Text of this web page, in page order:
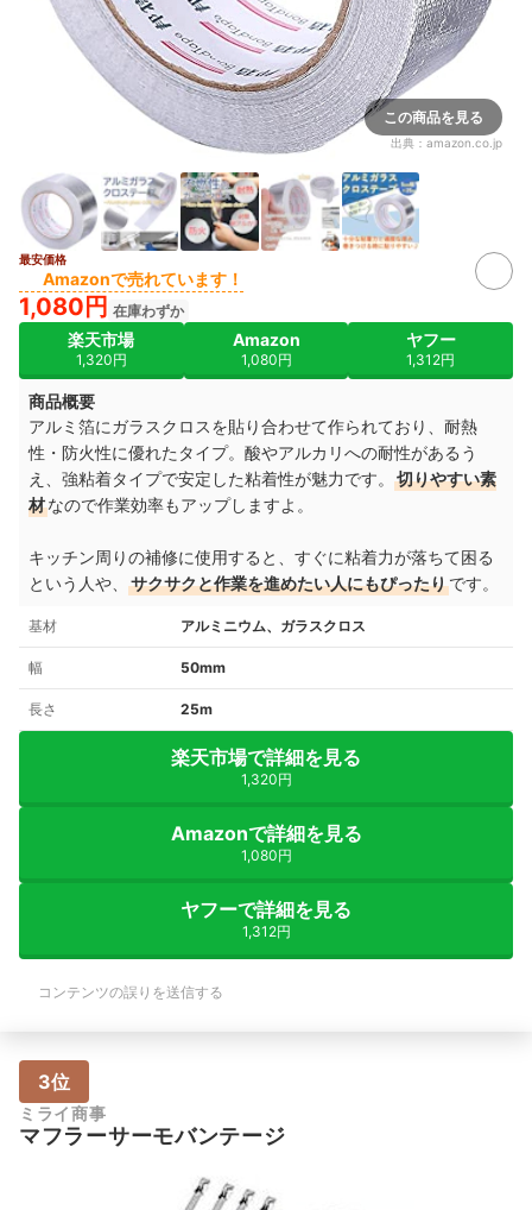
この商品を見る
出典： amazon.co.jp
最安価格
Amazonで売れています！
1,080円 在庫わずか
楽天市場
1,320円
Amazon
1,080円
ヤフー
1,312円
商品概要
アルミ箔にガラスクロスを貼り合わせて作られており、耐熱
性・防火性に優れたタイプ。酸やアルカリへの耐性があるう
え、強粘着タイプで安定した粘着性が魅力です。
切りやすい素
材なので作業効率もアップしますよ。
キッチン周りの補修に使用すると、すぐに粘着力が落ちて困る
という人や、
サクサクと作業を進めたい人にもぴったりです。
基材 アルミニウム、ガラスクロス
幅 50mm
長さ 25m
楽天市場で詳細を見る
1,320円
Amazonで詳細を見る
1,080円
ヤフーで詳細を見る
1,312円
コンテンツの誤りを送信する
3位
ミライ商事
マフラーサーモバンテージ